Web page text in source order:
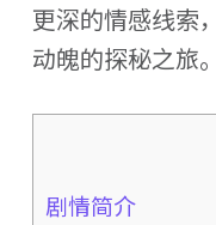
更深的情感线索
动魄的探秘之旅。
剧情简介